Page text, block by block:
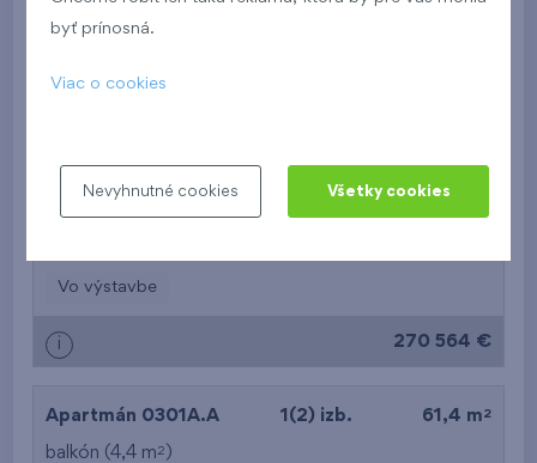
balkón (4,4 m ),garáž
Vo výstavbe
i 270 564 €
Apartmán 0301A.A 1(2) izb. 61,4 m 2
balkón (4,4 m2 )
byť prínosná.
Viac o cookies
Nevyhnutné cookies Všetky cookies